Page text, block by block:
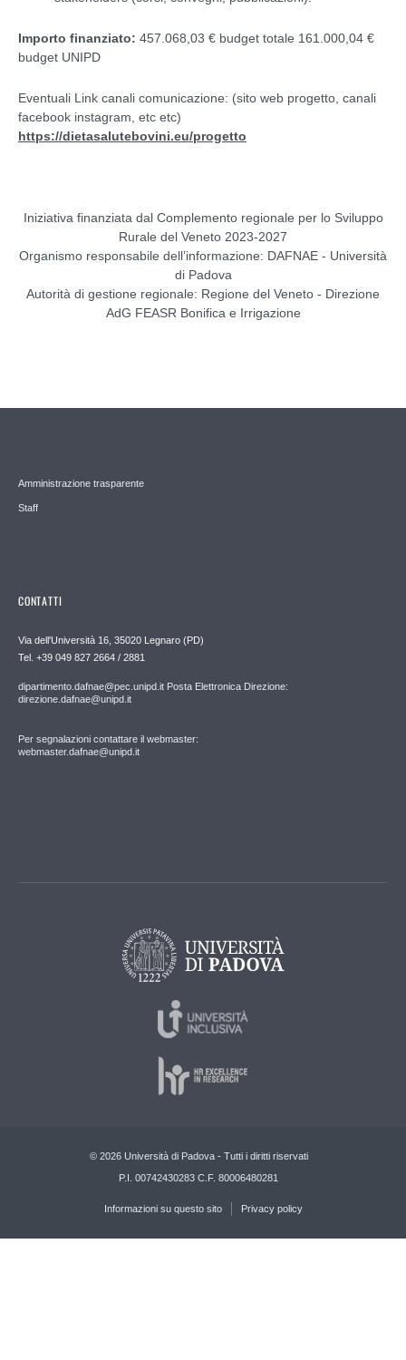
Importo finanziato: 457.068,03 € budget totale 161.000,04 €
budget UNIPD
Eventuali Link canali comunicazione: (sito web progetto, canali
facebook instagram, etc etc)
https://dietasalutebovini.eu/progetto
Iniziativa finanziata dal Complemento regionale per lo Sviluppo
Rurale del Veneto 2023-2027
Organismo responsabile dell’informazione: DAFNAE - Università
di Padova
Autorità di gestione regionale: Regione del Veneto - Direzione
AdG FEASR Bonifica e Irrigazione
Amministrazione trasparente
Staff
CONTATTI
Via dell'Università 16, 35020 Legnaro (PD)
Tel. +39 049 827 2664 / 2881
dipartimento.dafnae@pec.unipd.it Posta Elettronica Direzione:
direzione.dafnae@unipd.it
Per segnalazioni contattare il webmaster:
webmaster.dafnae@unipd.it
© 2026 Università di Padova - Tutti i diritti riservati
P.I. 00742430283 C.F. 80006480281
Informazioni su questo sito Privacy policy